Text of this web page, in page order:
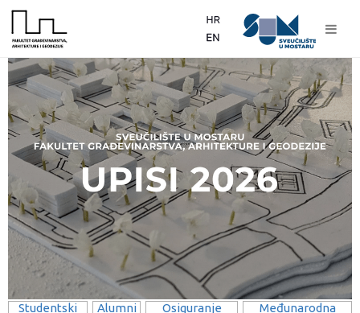
Studentski
Alumni
Osiguranje
Međunarodna